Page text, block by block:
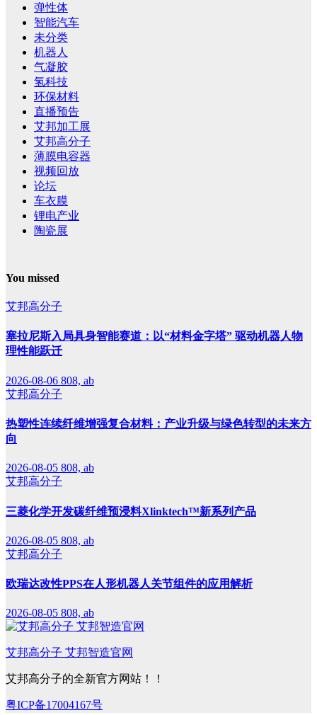
弹性体
智能汽车
未分类
机器人
气凝胶
氢科技
环保材料
直播预告
艾邦加工展
艾邦高分子
薄膜电容器
视频回放
论坛
车衣膜
锂电产业
陶瓷展
You missed
艾邦高分子
塞拉尼斯入局具身智能赛道：以“材料金字塔” 驱动机器人物
理性能跃迁
2026-08-06 808, ab
艾邦高分子
热塑性连续纤维增强复合材料：产业升级与绿色转型的未来方
向
2026-08-05 808, ab
艾邦高分子
三菱化学开发碳纤维预浸料Xlinktech™新系列产品
2026-08-05 808, ab
艾邦高分子
欧瑞达改性PPS在人形机器人关节组件的应用解析
2026-08-05 808, ab
艾邦高分子 艾邦智造官网
艾邦高分子的全新官方网站！！
粤ICP备17004167号